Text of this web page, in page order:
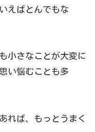
えばとんでもな
小さなことが大変に
い悩むことも多
れば、もっとうまく